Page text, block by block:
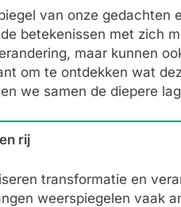
van onze gedachten
betekenissen met zich
maar kunnen
om te ontdekken wat
we samen de diepere
rij
transformatie en
weerspiegelen vaak